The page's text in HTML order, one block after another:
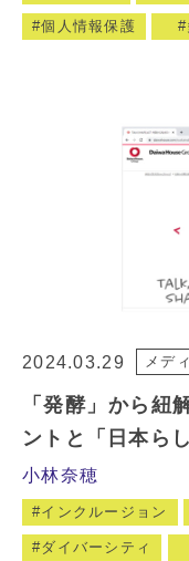
個人情報保護
2024.03.29 メデ
「発酵」から紐
ントと「日本ら
小林奈穂
インクルージョン
ダイバーシティ